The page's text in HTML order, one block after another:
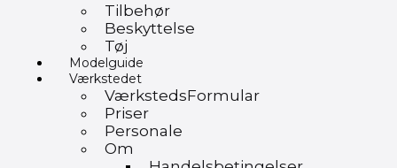
Tilbehør
Beskyttelse
Tøj
Modelguide
Værkstedet
VærkstedsFormular
Priser
Personale
Om